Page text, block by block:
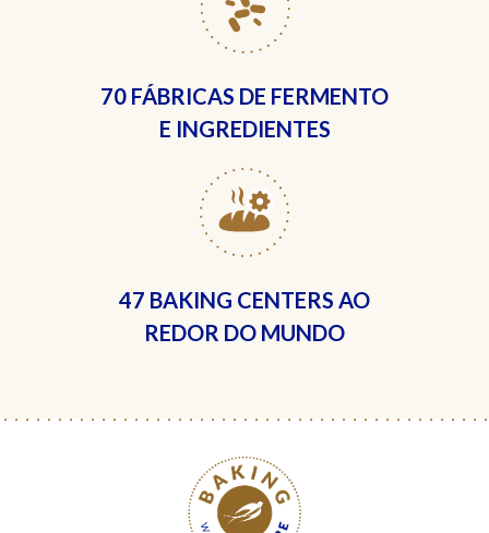
70 FÁBRICAS DE FERMENTO
E INGREDIENTES
47 BAKING CENTERS AO
REDOR DO MUNDO